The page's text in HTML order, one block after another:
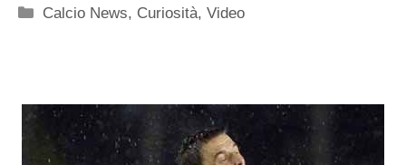
Categorie
Calcio News, Curiosità,Video